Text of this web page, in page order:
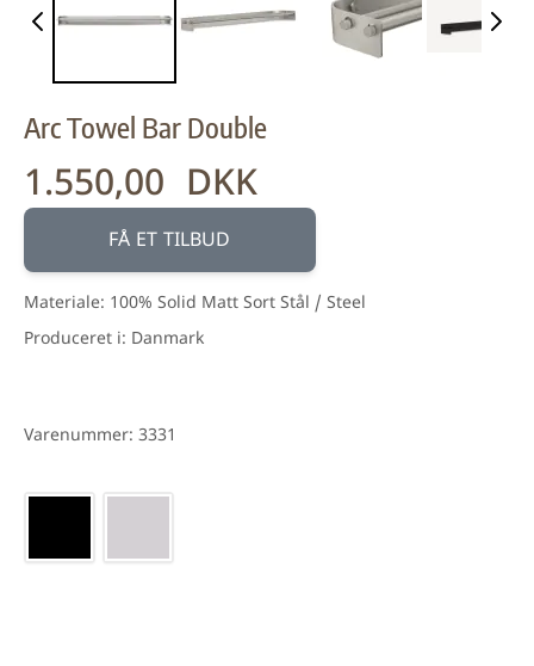
Arc Towel Bar Double
Fra:
1.550,00 DKK
FÅ ET TILBUD
Materiale: 100% Solid Matt Sort Stål / Steel
Produceret i: Danmark
Varenummer: 3331